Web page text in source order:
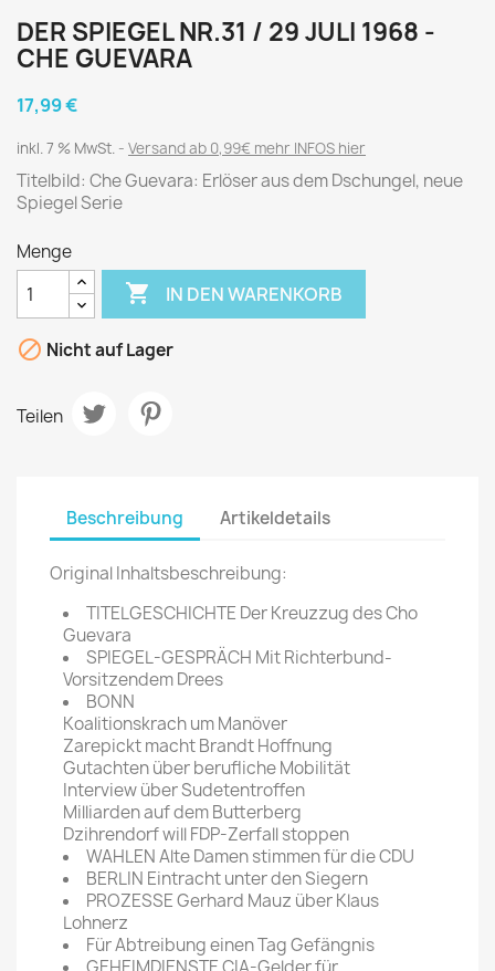
DER SPIEGEL NR.31 / 29 JULI 1968 -
CHE GUEVARA
17,99 €
inkl. 7 % MwSt. Versand ab 0,99€ mehr INFOS hier
Titelbild: Che Guevara: Erlöser aus dem Dschungel, neue
Spiegel Serie
Menge
 IN DEN WARENKORB
 Nicht auf Lager
Teilen
Beschreibung Artikeldetails
Original Inhaltsbeschreibung:
TITELGESCHICHTE Der Kreuzzug des Cho
Guevara
SPIEGEL-GESPRÄCH Mit Richterbund-
Vorsitzendem Drees
BONN
Koalitionskrach um Manöver
Zarepickt macht Brandt Hoffnung
Gutachten über berufliche Mobilität
Interview über Sudetentroffen
Milliarden auf dem Butterberg
Dzihrendorf will FDP-Zerfall stoppen
WAHLEN Alte Damen stimmen für die CDU
BERLIN Eintracht unter den Siegern
PROZESSE Gerhard Mauz über Klaus
Lohnerz
Für Abtreibung einen Tag Gefängnis